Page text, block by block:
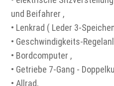
und Beifahrer ,
• Lenkrad ( Leder 3-
• Geschwindigkeits-
• Bordcomputer ,
• Getriebe 7-Gang -
• Allrad,